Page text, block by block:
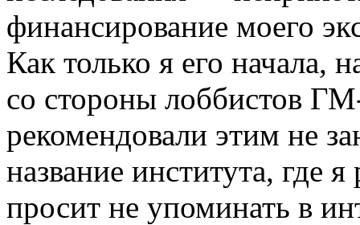
финансирование моего
Как только я его начала,
со стороны лоббистов
рекомендовали этим не
название института, где
просит не упоминать в